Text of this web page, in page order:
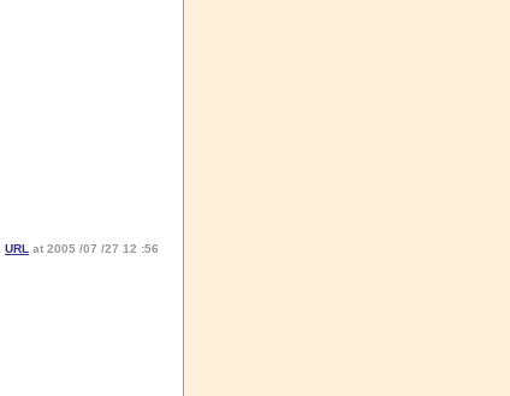
URL at 2005 /07 /27 12 :56